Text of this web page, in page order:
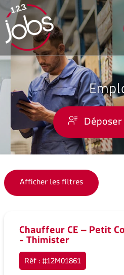
Afficher les filtres
Chauffeur CE – Petit
- Thimister
Réf : #12M01861